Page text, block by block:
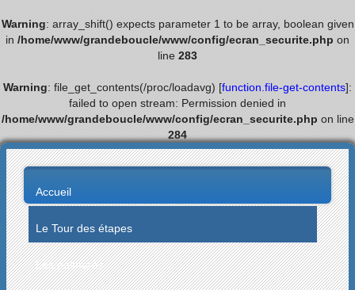
Warning: array_shift() expects parameter 1 to be array, boolean given
in /home/www/grandeboucle/www/config/ecran_securite.php on
line 283
Warning: file_get_contents(/proc/loadavg) [function.file-get-contents]:
failed to open stream: Permission denied in
/home/www/grandeboucle/www/config/ecran_securite.php on line
284
Accueil
Le Tour des étapes
Les palmarès